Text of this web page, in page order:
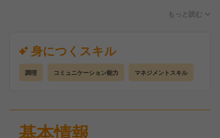
りをしていきます。
もっと読む
身につくスキル
調理 コミュニケーション能力 マネジメントスキル
基本情報